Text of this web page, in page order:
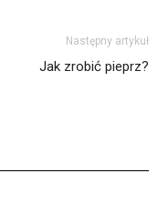
Następny artykuł
Jak zrobić pieprz?